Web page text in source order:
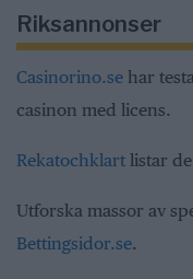
Riksannonser
Casinorino.se har
casinon med licens.
Rekatochklart listar
Utforska massor av
Bettingsidor.se.